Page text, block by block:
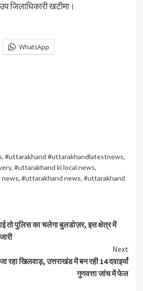
जिलाधिकारी खटीमा।
WhatsApp
, #uttarakhand #uttarakhandlatestnews,
, #uttarakhand ki local news,
, #uttarakhand news, #uttarakhand
तो पुलिस का चलेगा बुलडोज़र, इस क्षेत्र में
Next
रहा खिलवाड़, उत्तराखंड में बन रही 14 दवाइयाँ
गुणवत्ता जांच में फेल